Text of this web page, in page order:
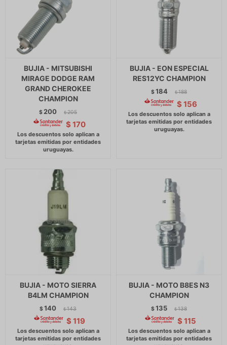
BUJIA - MITSUBISHI
MIRAGE DODGE RAM
GRAND CHEROKEE
CHAMPION
$ 200 $ 205
$ 170
BUJIA - EON ESPECIAL
RES12YC CHAMPION
$184 $ 188
$ 156
BUJIA - MOTO SIERRA
B4LM CHAMPION
$140 $ 143
$ 119
BUJIA - MOTO B8ES N3
CHAMPION
$135 $ 138
$ 115